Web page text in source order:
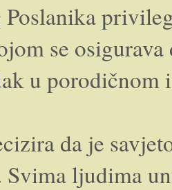
se
u porodičnom
da je
ljudima